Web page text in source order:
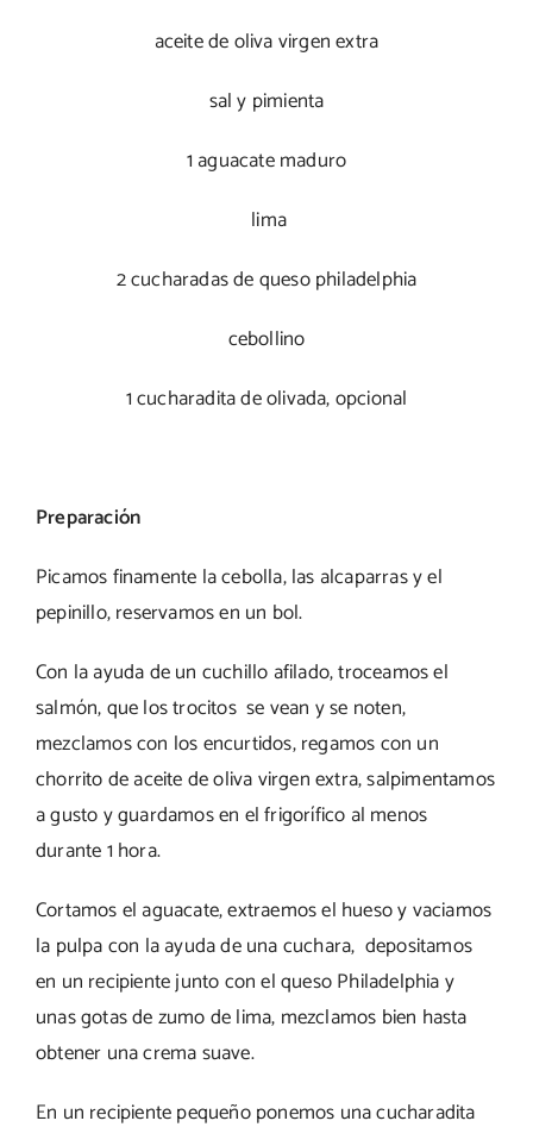
aceite de oliva virgen extra
sal y pimienta
1 aguacate maduro
lima
2 cucharadas de queso philadelphia
cebollino
1 cucharadita de olivada, opcional
Preparación
Picamos finamente la cebolla, las alcaparras y el
pepinillo, reservamos en un bol.
Con la ayuda de un cuchillo afilado, troceamos el
salmón, que los trocitos se vean y se noten,
mezclamos con los encurtidos, regamos con un
chorrito de aceite de oliva virgen extra, salpimentamos
a gusto y guardamos en el frigorífico al menos
durante 1 hora.
Cortamos el aguacate, extraemos el hueso y vaciamos
la pulpa con la ayuda de una cuchara, depositamos
en un recipiente junto con el queso Philadelphia y
unas gotas de zumo de lima, mezclamos bien hasta
obtener una crema suave.
En un recipiente pequeño ponemos una cucharadita